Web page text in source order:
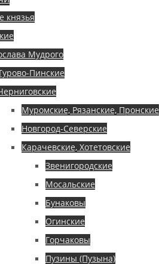
князья
Мудрого
Пинские
Муромские, Рязанские, Пронские
Новгород-Северские
Карачевские, Хотетовские
Звенигородские
Мосальские
Бунаковы
Огинские
Горчаковы
Пузины (Пузына)